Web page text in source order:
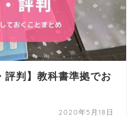
評判】教科書準拠でお
2020年5月18日